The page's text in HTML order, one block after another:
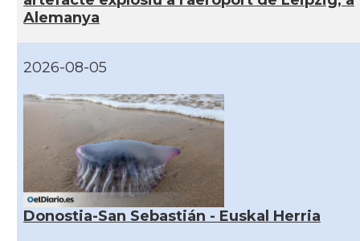
Alemanya
2026-08-05
Donostia-San Sebastián - Euskal Herria